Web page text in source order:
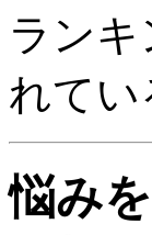
ラン
れてい
悩み